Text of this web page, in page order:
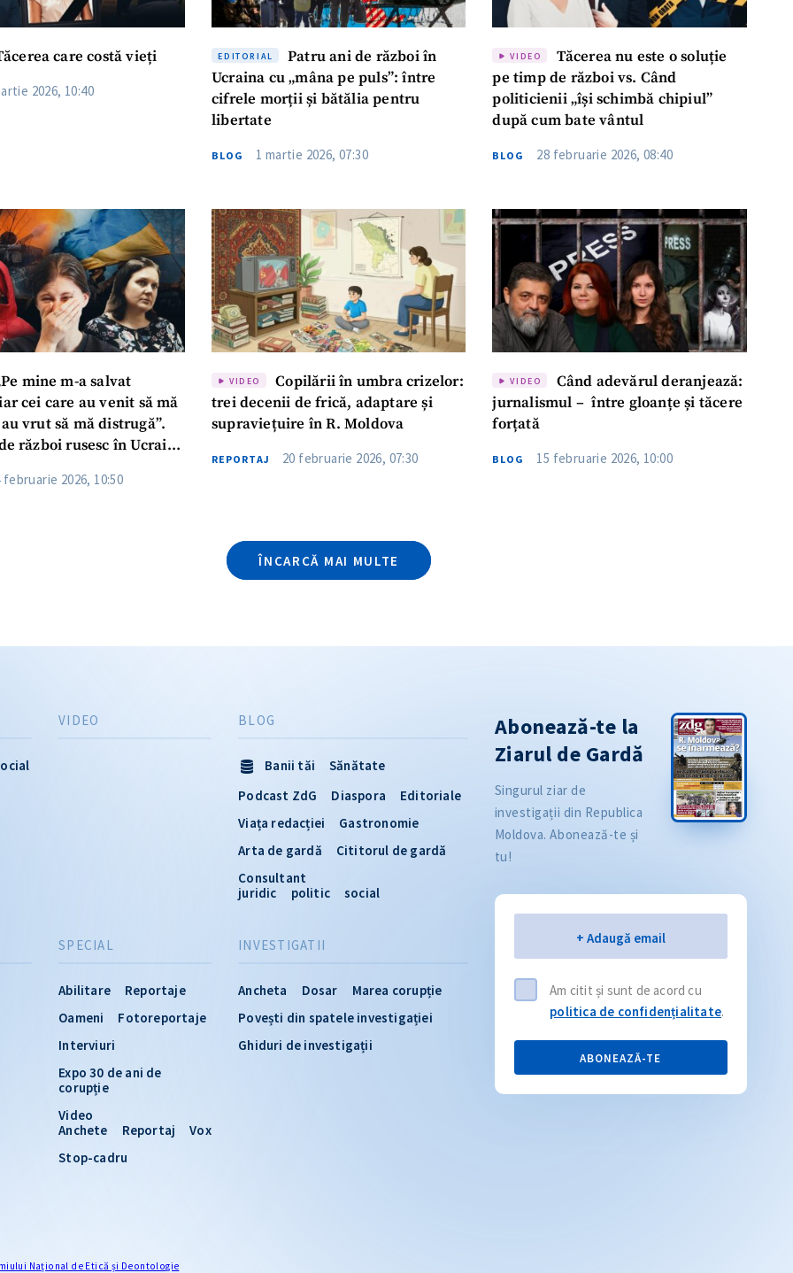
care costă vieți
2026, 10:40
EDITORIAL
Patru ani de război în
Ucraina cu „mâna pe puls”: între
cifrele morții și bătălia pentru
libertate
BLOG 1 martie 2026, 07:30
VIDEO
Tăcerea nu este o soluție
pe timp de război vs. Când
politicienii „își schimbă chipiul”
după cum bate vântul
BLOG 28 februarie 2026, 08:40
mine m-a salvat
cei care au venit să mă
vrut să mă distrugă”.
război rusesc în Ucraina
februarie 2026, 10:50
VIDEO
Copilării în umbra crizelor:
trei decenii de frică, adaptare și
supraviețuire în R. Moldova
REPORTAJ 20 februarie 2026, 07:30
VIDEO
Când adevărul deranjează:
jurnalismul – între gloanțe și tăcere
forțată
BLOG 15 februarie 2026, 10:00
ÎNCARCĂ MAI MULTE
INVESTIGATII
Ancheta Dosar
Marea corupție
Povești din spatele investigației
Ghiduri de investigații
VIDEO
SPECIAL
Abilitare
Reportaje
Oameni
Fotoreportaje
Interviuri
Expo 30 de ani de
corupție
Video
Anchete
Reportaj
Vox
Stop-cadru
BLOG
Banii tăi
Sănătate
Podcast ZdG
Diaspora
Editoriale
Viața redacției
Gastronomie
Arta de gardă
Cititorul de gardă
Consultant
juridic
politic social
Abonează-te la
Ziarul de Gardă
Singurul ziar de
investigații din Republica
Moldova. Abonează-te și
tu!
+ Adaugă email
Am citit și sunt de acord cu
politica de confidențialitate.
ABONEAZĂ-TE
Naţional de Etică și Deontologie